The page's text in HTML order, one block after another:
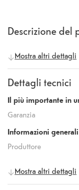
Descrizione del
Mostra altri dettagli
Dettagli tecnici
Il più importante in
Garanzia
Informazioni generali
Produttore
Mostra altri dettagli